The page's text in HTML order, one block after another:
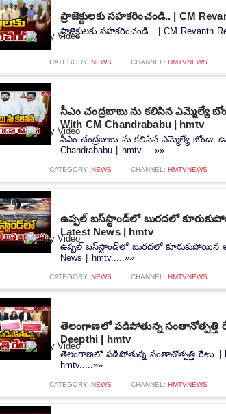
ప్రాజెక్టులకు సహకరించండి.. | CM
ప్రాజెక్టులకు సహకరించండి.. | CM Revanth
CATEGORY: NEWS CHANNEL: HMTVNEWS
సీఎం చంద్రబాబు ను కలిసిన ఎమ్మెల్యే
With CM Chandrababu | hmtv
సీఎం చంద్రబాబు ను కలిసిన ఎమ్మెల్యే బోండా
Chandrababu | hmtv.....»»
CATEGORY: NEWS CHANNEL: HMTVNEWS
ఉప్పల్ బస్‌స్టాండ్‌లో బురదలో
Latest News | hmtv
ఉప్పల్ బస్‌స్టాండ్‌లో బురదలో కూరుకుపోయిన
News | hmtv.....»»
CATEGORY: NEWS CHANNEL: HMTVNEWS
తెలంగాణలో పడిపోతున్న సంతానోత్పత్తి
Deepthi | hmtv
తెలంగాణలో పడిపోతున్న సంతానోత్పత్తి రేటు..|
hmtv.....»»
CATEGORY: NEWS CHANNEL: HMTVNEWS